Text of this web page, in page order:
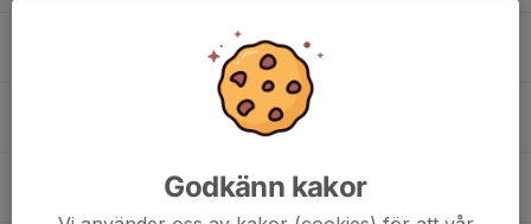
Godkänn kakor